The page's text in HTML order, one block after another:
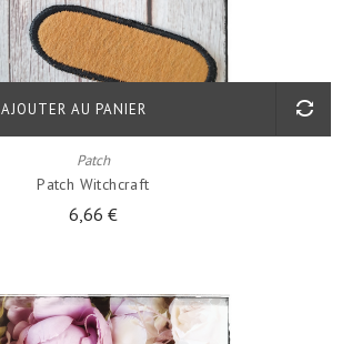
Patch
Patch Witchcraft
6,66 €
AJOUTER AU PANIER